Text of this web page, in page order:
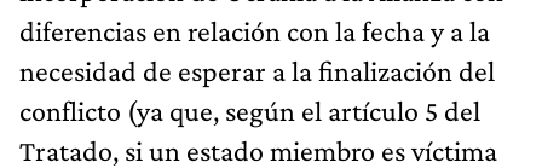
diferencias en relación con la fecha y a la
necesidad de esperar a la finalización del
conflicto (ya que, según el artículo 5 del
Tratado, si un estado miembro es víctima